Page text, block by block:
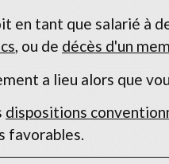
en tant que salarié à
, ou de décès d'un
a lieu alors que
dispositions
favorables.